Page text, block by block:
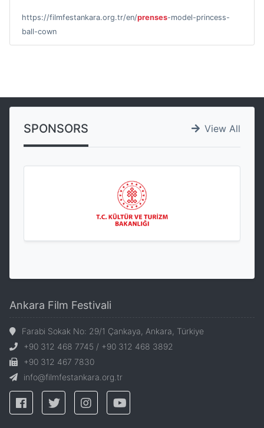
https://filmfestankara.org.tr/en/prenses-model-princess-
ball-cown
View All
SPONSORS
Ankara Film Festivali
Farabi Sokak No: 29/1 Çankaya, Ankara, Türkiye
+90 312 468 7745 / +90 312 468 3892
+90 312 467 7830
info@filmfestankara.org.tr